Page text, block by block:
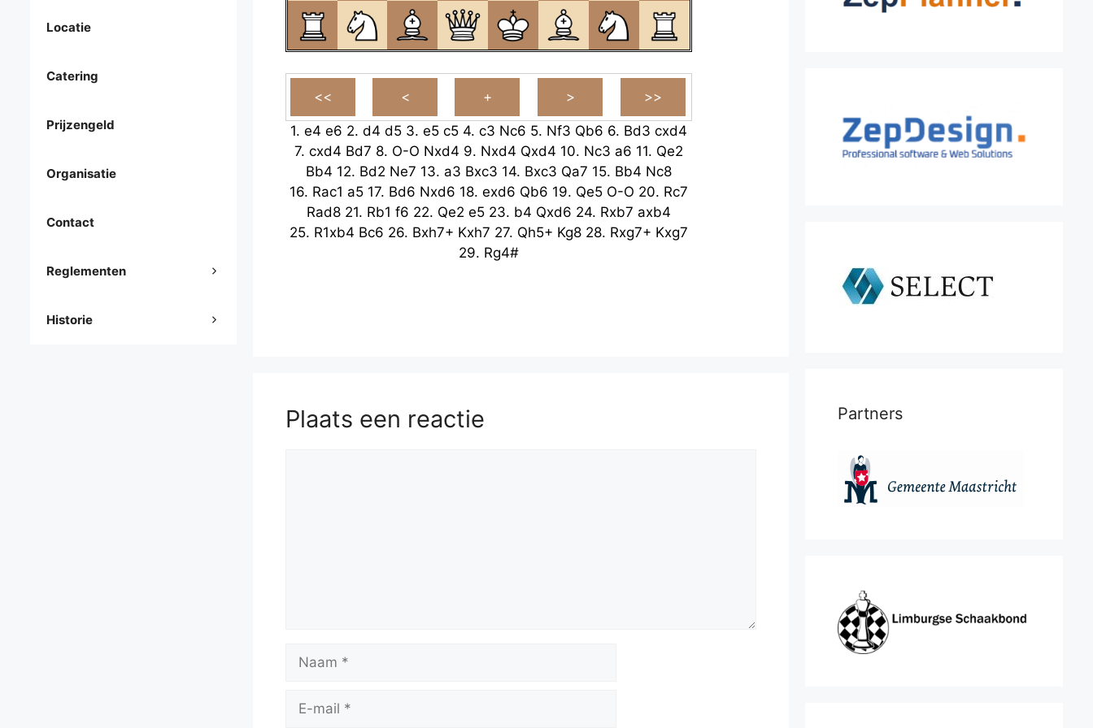
1. e4 e6 2. d4 d5 3. e5 c5 4. c3 Nc6 5. Nf3 Qb6 6. Bd3 cxd4
7. cxd4 Bd7 8. O-O Nxd4 9. Nxd4 Qxd4 10. Nc3 a6 11. Qe2
Bb4 12. Bd2 Ne7 13. a3 Bxc3 14. Bxc3 Qa7 15. Bb4 Nc8
16. Rac1 a5 17. Bd6 Nxd6 18. exd6 Qb6 19. Qe5 O-O 20. Rc7
Rad8 21. Rb1 f6 22. Qe2 e5 23. b4 Qxd6 24. Rxb7 axb4
25. R1xb4 Bc6 26. Bxh7+ Kxh7 27. Qh5+ Kg8 28. Rxg7+ Kxg7
29. Rg4#
Plaats een reactie
mail
Locatie
Catering
Prijzengeld
Organisatie
Contact
Reglementen
Historie
Partners